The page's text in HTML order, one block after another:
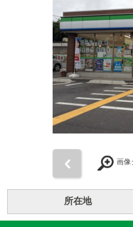
画像
所在地